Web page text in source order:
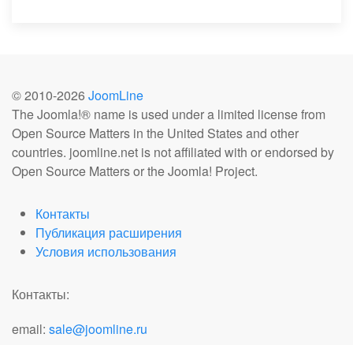
© 2010-2026 JoomLine
The Joomla!® name is used under a limited license from
Open Source Matters in the United States and other
countries. joomline.net is not affiliated with or endorsed by
Open Source Matters or the Joomla! Project.
Контакты
Публикация расширения
Условия использования
Контакты:
email: sale@joomline.ru